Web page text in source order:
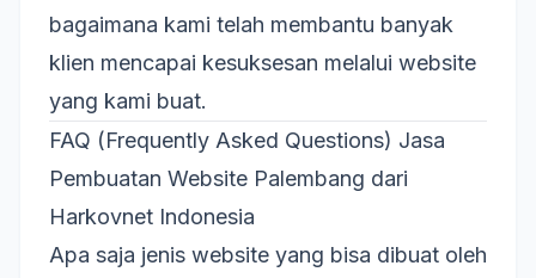
bagaimana kami telah membantu banyak
klien mencapai kesuksesan melalui website
yang kami buat.
FAQ (Frequently Asked Questions) Jasa
Pembuatan Website Palembang dari
Harkovnet Indonesia
Apa saja jenis website yang bisa dibuat oleh